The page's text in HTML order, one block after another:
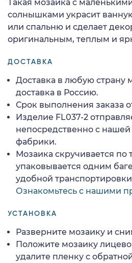
Такая мозаика с
солнышками украсит
или спальню и сделает
оригинальным, теплым и
ДОСТАВКА
Доставка в любую страну
доставка в Россию.
Срок выполнения заказа
Изделие FL037-2
непосредственно с
фабрики.
Мозаика скручивается по
упаковывается одним
удобной
Ознакомьтесь с нашими
УСТАНОВКА
Разверните мозаику и
Положите мозаику
удалите пленку с